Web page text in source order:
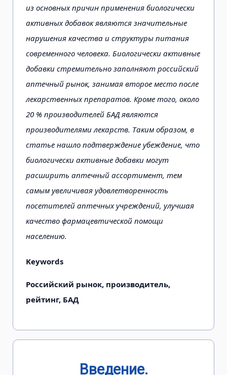
из основных причин применения биологически
активных добавок являются значительные
нарушения качества и структуры питания
современного человека. Биологически активные
добавки стремительно заполняют российский
аптечный рынок, занимая второе место после
лекарственных препаратов. Кроме того, около
20 % производителей БАД являются
производителями лекарств. Таким образом, в
статье нашло подтверждение убеждение, что
биологически активные добавки могут
расширить аптечный ассортимент, тем
самым увеличивая удовлетворенность
посетителей аптечных учреждений, улучшая
качество фармацевтической помощи
населению.
Keywords
Российский рынок, производитель,
рейтинг, БАД
Введение.